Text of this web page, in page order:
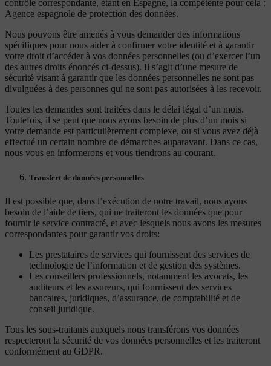
contrôle correspondante, étant en Espagne, la compétente pour cela :
Agence espagnole de protection des données.
Nous pouvons être amenés à vous demander des informations
spécifiques pour nous aider à confirmer votre identité et à garantir
votre droit d’accéder à vos données personnelles (ou d’exercer l’un
des autres droits énoncés ci-dessus). Il s’agit d’une mesure de
sécurité visant à garantir que les données personnelles ne sont pas
divulguées à des personnes qui ne sont pas autorisées à les recevoir.
Toutes les demandes sont traitées dans le délai légal d’un mois.
Toutefois, il se peut que nous ayons besoin de plus d’un mois si
votre demande est particulièrement complexe, ou si vous avez déjà
effectué un certain nombre de démarches auparavant. Dans ce cas,
nous vous en informerons et vous tiendrons au courant.
Transfert de données personnelles
Il est possible que, dans l’exécution de notre travail, nous ayons
besoin de l’aide de tiers, qui ne traiteront les données que pour
fournir le service contracté, et avec lesquels nous avons les mesures
correspondantes pour garantir vos droits:
Les prestataires de services qui fournissent des services de
technologie de l’information et de gestion des systèmes.
Les conseillers professionnels, notamment les avocats, les
auditeurs et les assureurs, qui fournissent des services
bancaires, juridiques, d’assurance, de comptabilité et de
conseil juridique.
Tous les sous-traitants auxquels nous transférons vos données
respecteront la sécurité de vos données personnelles et les traiteront
conformément au GDPR.